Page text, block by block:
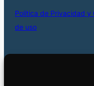
Política de Privacidad y
de uso